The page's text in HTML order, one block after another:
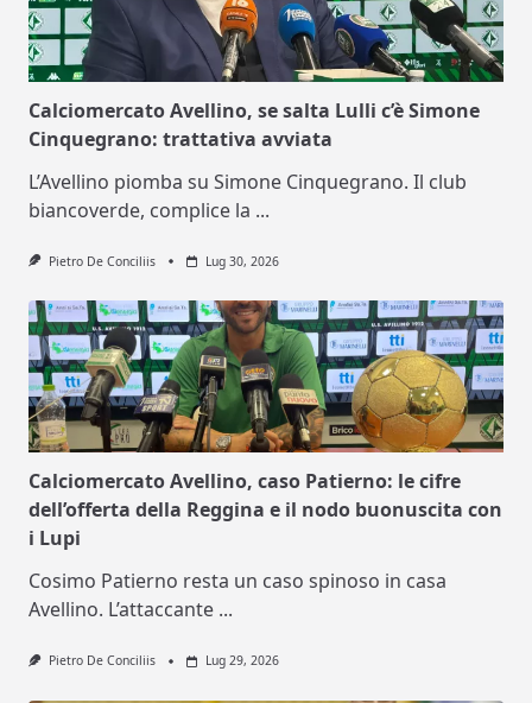
Calciomercato Avellino, se salta Lulli c’è Simone
Cinquegrano: trattativa avviata
L’Avellino piomba su Simone Cinquegrano. Il club
biancoverde, complice la ...
Pietro De Conciliis Lug 30, 2026
Calciomercato Avellino, caso Patierno: le cifre
dell’offerta della Reggina e il nodo buonuscita con
i Lupi
Cosimo Patierno resta un caso spinoso in casa
Avellino. L’attaccante ...
Pietro De Conciliis Lug 29, 2026